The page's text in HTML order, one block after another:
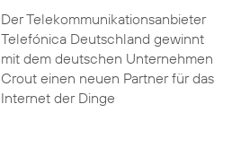
Der Telekommunikationsanbieter
Telefónica Deutschland gewinnt
mit dem deutschen Unternehmen
Crout einen neuen Partner für das
Internet der Dinge